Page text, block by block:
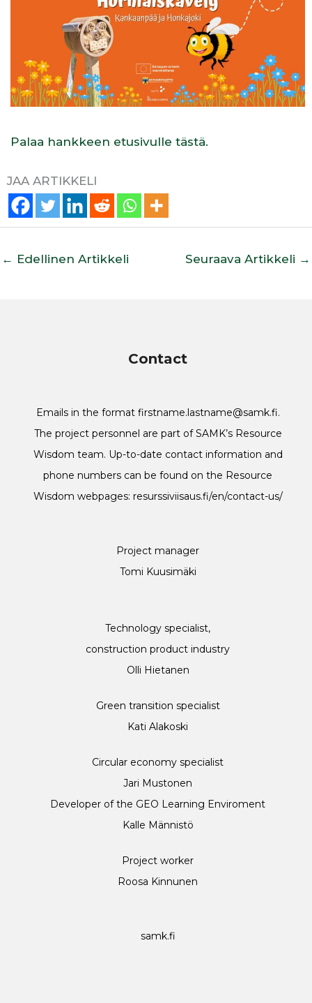
Palaa hankkeen etusivulle tästä.
JAA ARTIKKELI
← Edellinen Artikkeli Seuraava Artikkeli →
Contact
Emails in the format firstname.lastname@samk.fi.
The project personnel are part of SAMK’s Resource
Wisdom team. Up-to-date contact information and
phone numbers can be found on the Resource
Wisdom webpages: resurssiviisaus.fi/en/contact-us/
Project manager
Tomi Kuusimäki
Technology specialist,
construction product industry
Olli Hietanen
Green transition specialist
Kati Alakoski
Circular economy specialist
Jari Mustonen
Developer of the GEO Learning Enviroment
Kalle Männistö
Project worker
Roosa Kinnunen
samk.fi